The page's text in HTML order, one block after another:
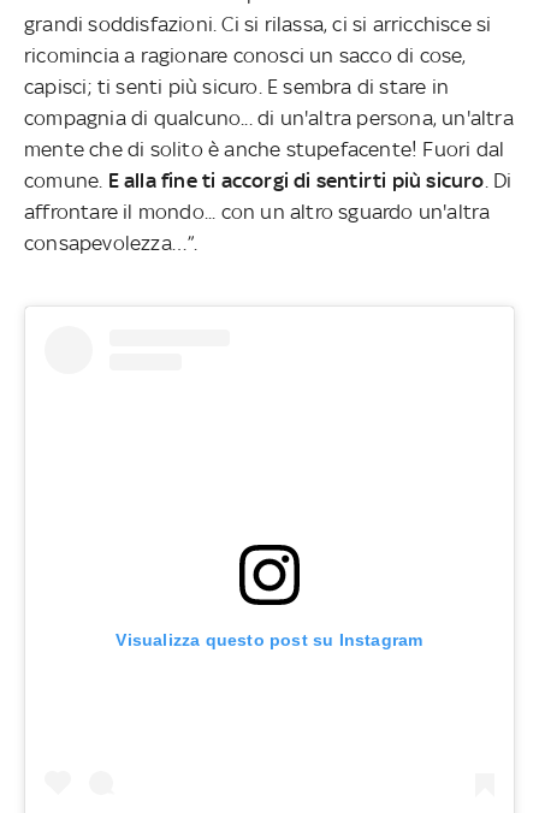
grandi soddisfazioni. Ci si rilassa, ci si arricchisce si
ricomincia a ragionare conosci un sacco di cose,
capisci; ti senti più sicuro. E sembra di stare in
compagnia di qualcuno... di un'altra persona, un'altra
mente che di solito è anche stupefacente! Fuori dal
comune. E alla fine ti accorgi di sentirti più sicuro . Di
affrontare il mondo... con un altro sguardo un'altra
consapevolezza…”.
Visualizza questo post su Instagram